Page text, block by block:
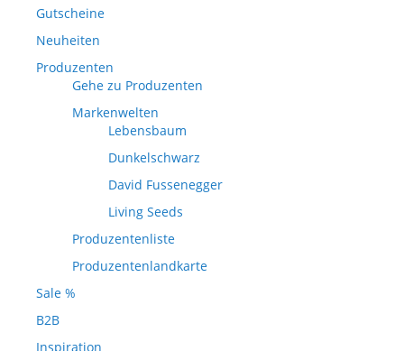
Gutscheine
Neuheiten
Produzenten
Gehe zu Produzenten
Markenwelten
Lebensbaum
Dunkelschwarz
David Fussenegger
Living Seeds
Produzentenliste
Produzentenlandkarte
Sale %
B2B
Inspiration